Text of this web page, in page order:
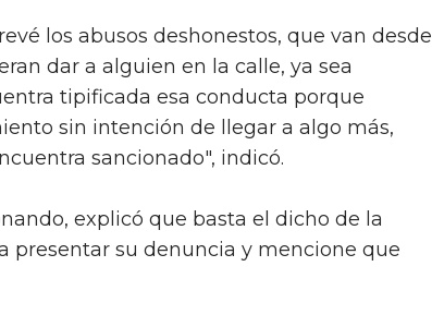
los abusos deshonestos, que van desde
dar a alguien en la calle, ya sea
tipificada esa conducta porque
sin intención de llegar a algo más,
sancionado", indicó.
explicó que basta el dicho de la
presentar su denuncia y mencione que